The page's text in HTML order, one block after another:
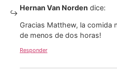
Hernan Van Norden dice:
Gracias Matthew, la comida
de menos de dos horas!
Responder